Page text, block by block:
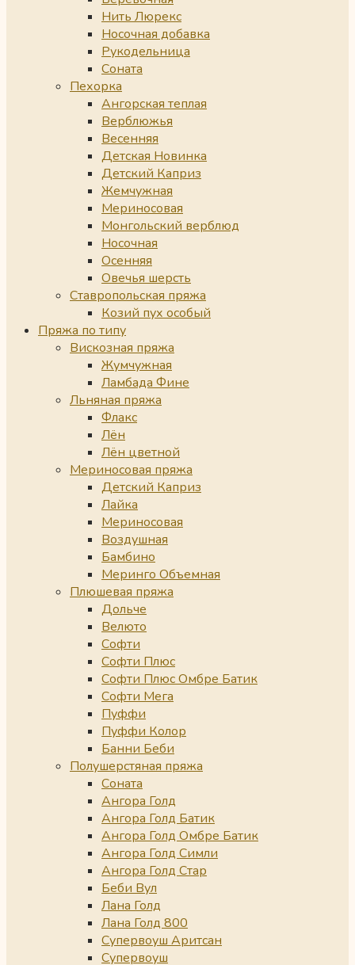
Нить Люрекс
Носочная добавка
Рукодельница
Соната
Пехорка
Ангорская теплая
Верблюжья
Весенняя
Детская Новинка
Детский Каприз
Жемчужная
Мериносовая
Монгольский верблюд
Носочная
Осенняя
Овечья шерсть
Ставропольская пряжа
Козий пух особый
Пряжа по типу
Вискозная пряжа
Жумчужная
Ламбада Фине
Льняная пряжа
Флакс
Лён
Лён цветной
Мериносовая пряжа
Детский Каприз
Лайка
Мериносовая
Воздушная
Бамбино
Меринго Объемная
Плюшевая пряжа
Дольче
Велюто
Софти
Софти Плюс
Софти Плюс Омбре Батик
Софти Мега
Пуффи
Пуффи Колор
Банни Беби
Полушерстяная пряжа
Соната
Ангора Голд
Ангора Голд Батик
Ангора Голд Омбре Батик
Ангора Голд Симли
Ангора Голд Стар
Беби Вул
Лана Голд
Лана Голд 800
Супервоуш Аритсан
Супервоуш